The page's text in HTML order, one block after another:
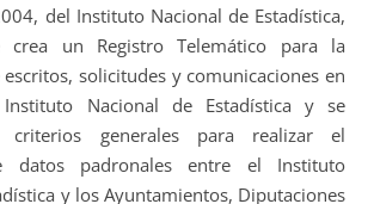
del Instituto Nacional de Estadística,
un Registro Telemático para la
solicitudes y comunicaciones en
Nacional de Estadística y se
criterios generales para realizar el
datos padronales entre el Instituto
y los Ayuntamientos, Diputaciones